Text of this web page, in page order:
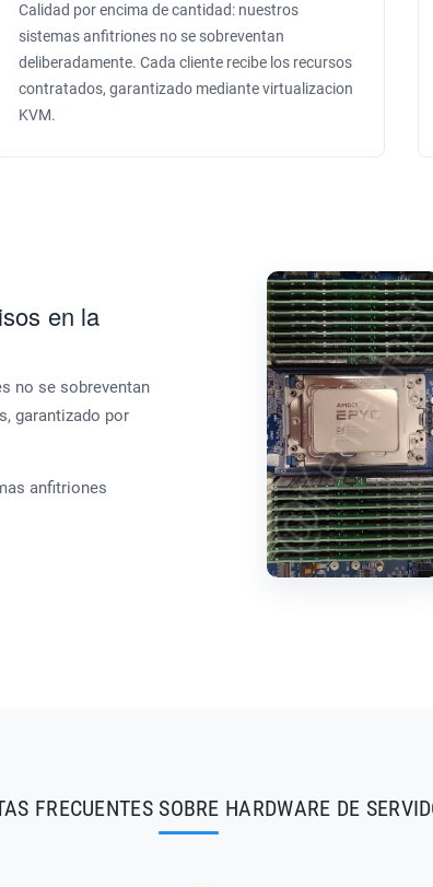
Calidad por encima de cantidad: nuestros
sistemas anfitriones no se sobreventan
deliberadamente. Cada cliente recibe los recursos
contratados, garantizado mediante virtualizacion
KVM.
en la
no se sobreventan
garantizado por
anfitriones
FRECUENTES SOBRE HARDWARE DE